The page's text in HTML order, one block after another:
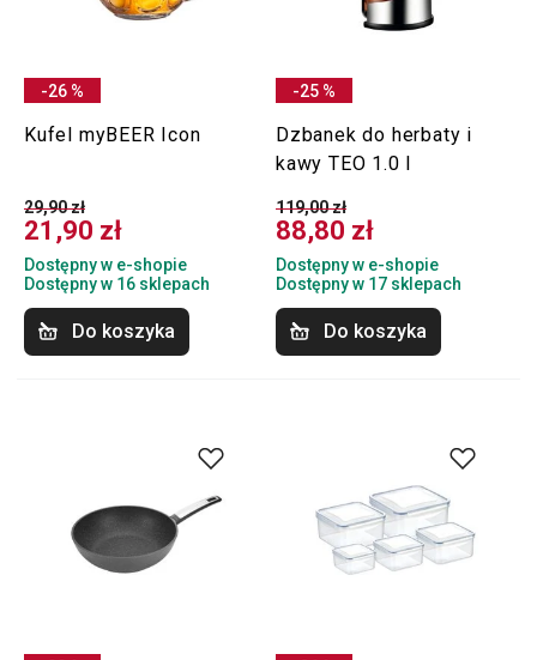
-26 %
Kufel myBEER Icon
29,90 zł
21,90 zł
Dostępny w e-shopie
Dostępny w 16 sklepach
Do koszyka
-25 %
Dzbanek do herbaty i
kawy TEO 1.0 l
119,00 zł
88,80 zł
Dostępny w e-shopie
Dostępny w 17 sklepach
Do koszyka